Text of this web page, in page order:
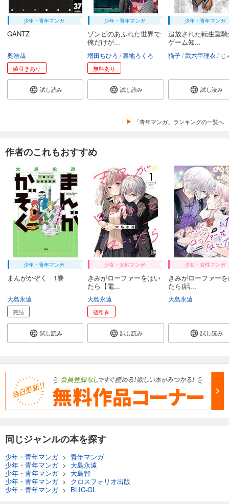
少年・青年マンガ
GANTZ
奥浩哉
値引きあり
試し読み
少年・青年マンガ
ゾンビのあふれた世界で
俺だけが...
増田ちひろ 裏地ろくろ
無料あり
試し読み
少年・青年マンガ
追放された転生重
ゲーム知...
猫子 武六甲理衣 じゃ
試し読み
「青年マンガ」ランキングの一覧へ
作者のこれもおすすめ
少年・青年マンガ
まんがかぞく 1巻
大島永遠
完結
試し読み
少女・女性マンガ
きみがローファーをはい
たら【電...
大島永遠
値引き
試し読み
少女・女性マンガ
きみがローファー
たら(話...
大島永遠
試し読み
同じジャンルの本を探す
少年・青年マンガ> 青年マンガ
少年・青年マンガ> 大島永遠
少年・青年マンガ> 大島智
少年・青年マンガ> クロスフォリオ出版
少年・青年マンガ> BLIC-GL